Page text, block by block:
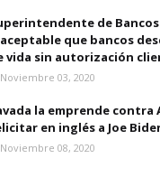
de
que bancos
vida sin autorización
Noviembre 03, 2020
la emprende contra
en inglés a Joe
Noviembre 08, 2020